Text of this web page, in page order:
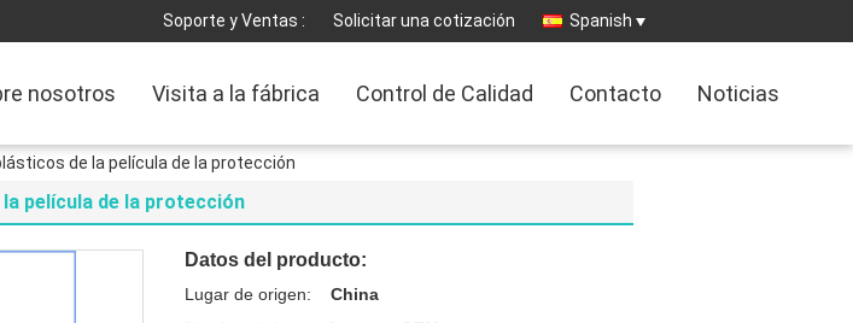
Soporte y Ventas : Solicitar una cotización Spanish
nosotros Visita a la fábrica Control de Calidad Contacto Noticias
de la película de la protección
película de la protección
Datos del producto:
Lugar de origen:
China